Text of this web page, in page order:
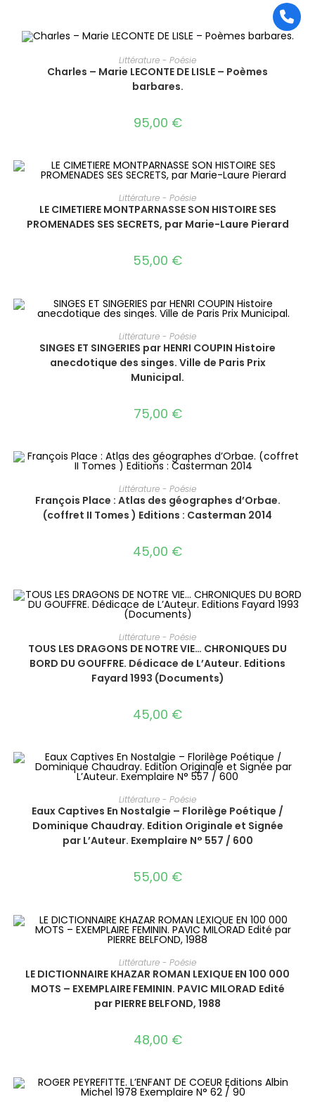
AJOUTER AU PANIER
Littérature - Poésie
Charles – Marie LECONTE DE LISLE – Poèmes
barbares.
95,00 €
AJOUTER AU PANIER
Littérature - Poésie
LE CIMETIERE MONTPARNASSE SON HISTOIRE SES
PROMENADES SES SECRETS, par Marie-Laure Pierard
55,00 €
AJOUTER AU PANIER
Littérature - Poésie
SINGES ET SINGERIES par HENRI COUPIN Histoire
anecdotique des singes. Ville de Paris Prix
Municipal.
75,00 €
AJOUTER AU PANIER
Littérature - Poésie
François Place : Atlas des géographes d’Orbae.
(coffret II Tomes ) Editions : Casterman 2014
45,00 €
AJOUTER AU PANIER
Littérature - Poésie
TOUS LES DRAGONS DE NOTRE VIE… CHRONIQUES DU
BORD DU GOUFFRE. Dédicace de L’Auteur. Editions
Fayard 1993 (Documents)
45,00 €
AJOUTER AU PANIER
Littérature - Poésie
Eaux Captives En Nostalgie – Florilège Poétique /
Dominique Chaudray. Edition Originale et Signée
par L’Auteur. Exemplaire N° 557 / 600
55,00 €
AJOUTER AU PANIER
Littérature - Poésie
LE DICTIONNAIRE KHAZAR ROMAN LEXIQUE EN 100 000
MOTS – EXEMPLAIRE FEMININ. PAVIC MILORAD Edité
par PIERRE BELFOND, 1988
48,00 €